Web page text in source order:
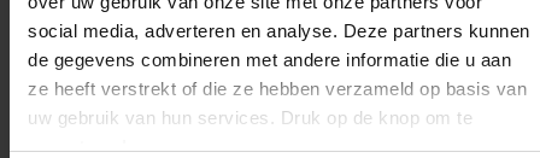
social media, adverteren en analyse. Deze partners kunnen
de gegevens combineren met andere informatie die u aan
ze heeft verstrekt of die ze hebben verzameld op basis van
uw gebruik van hun services. Druk op de knop om te
accepteren!